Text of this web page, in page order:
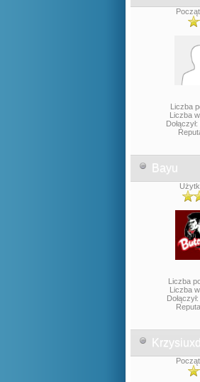
Liczba
Liczba
Bayu
Liczba
Liczba
Krzysiuxd